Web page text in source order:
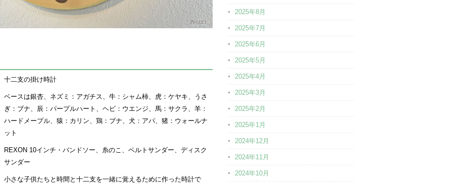
十二支の掛け時計
ベースは銀杏、ネズミ：アガチス、牛：シャム柿、虎：ケヤキ、うさ
ぎ：ブナ、辰：パープルハート、ヘビ：ウエンジ、馬：サクラ、羊：
ハードメープル、猿：カリン、鶏：ブナ、犬：アパ、猪：ウォールナ
ット
REXON 10インチ・バンドソー、糸のこ、ベルトサンダー、ディスク
サンダー
小さな子供たちと時間と十二支を一緒に覚えるために作った時計で
2025年8月
2025年7月
2025年6月
2025年5月
2025年4月
2025年3月
2025年2月
2025年1月
2024年12月
2024年11月
2024年10月